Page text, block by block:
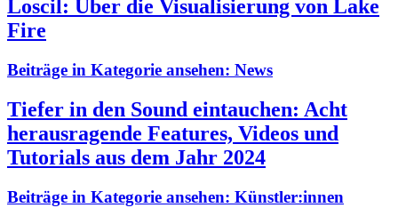
Loscil: Über die Visualisierung von Lake
Fire
Beiträge in Kategorie ansehen: News
Tiefer in den Sound eintauchen: Acht
herausragende Features, Videos und
Tutorials aus dem Jahr 2024
Beiträge in Kategorie ansehen: Künstler:innen